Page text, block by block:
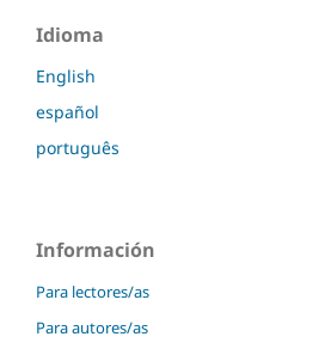
Idioma
English
español
português
Información
Para lectores/as
Para autores/as